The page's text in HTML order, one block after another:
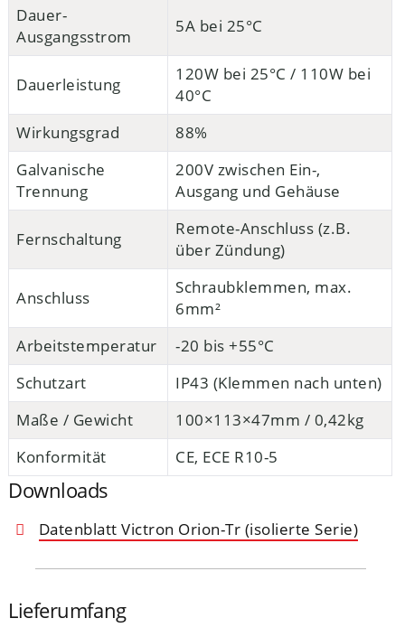
Dauer-
Ausgangsstrom
5A bei 25°C
Dauerleistung
120W bei 25°C / 110W bei
40°C
Wirkungsgrad
88%
Galvanische
Trennung
200V zwischen Ein-,
Ausgang und Gehäuse
Fernschaltung
Remote-Anschluss (z.B.
über Zündung)
Anschluss
Schraubklemmen, max.
6mm²
Arbeitstemperatur
-20 bis +55°C
Schutzart
IP43 (Klemmen nach unten)
Maße / Gewicht
100×113×47mm / 0,42kg
Konformität
CE, ECE R10-5
Downloads
Datenblatt Victron Orion-Tr (isolierte Serie)
Lieferumfang